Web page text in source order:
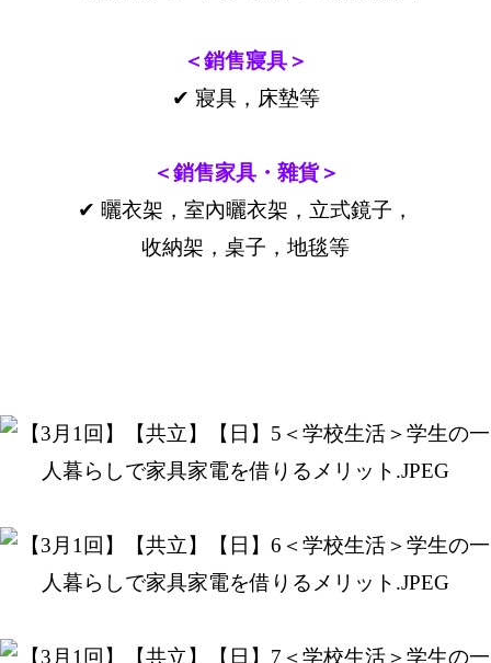
＜銷售寢具＞
✔ 寢具，床墊等
＜銷售家具・雜貨＞
✔ 曬衣架，室內曬衣架，立式鏡子，
收納架，桌子，地毯等